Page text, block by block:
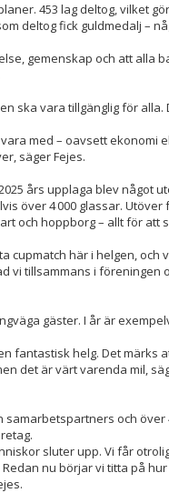
453 lag deltog, vilket
deltog fick guldmedalj –
gemenskap och att alla
ska vara tillgänglig för
med – oavsett ekonomi
säger Fejes.
års upplaga blev något
över 4 000 glassar.
och hoppborg – allt för att
cupmatch här i helgen, och
vi tillsammans i föreningen
gäster. I år är
fantastisk helg. Det märks
det är värt varenda mil,
samarbetspartners och
sluter upp. Vi får
nu börjar vi titta på